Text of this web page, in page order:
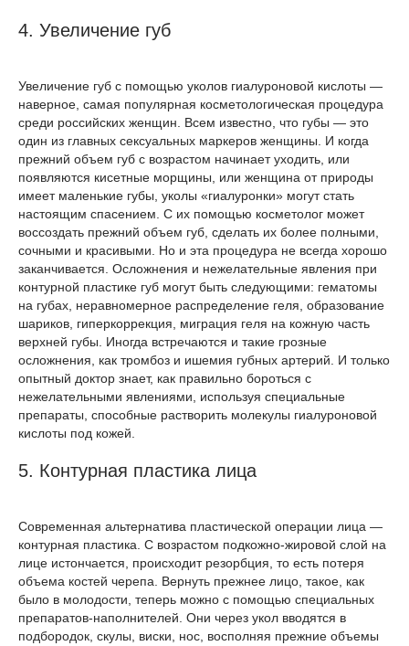
4. Увеличение губ
Увеличение губ с помощью уколов гиалуроновой кислоты —
наверное, самая популярная косметологическая процедура
среди российских женщин. Всем известно, что губы — это
один из главных сексуальных маркеров женщины. И когда
прежний объем губ с возрастом начинает уходить, или
появляются кисетные морщины, или женщина от природы
имеет маленькие губы, уколы «гиалуронки» могут стать
настоящим спасением. С их помощью косметолог может
воссоздать прежний объем губ, сделать их более полными,
сочными и красивыми. Но и эта процедура не всегда хорошо
заканчивается. Осложнения и нежелательные явления при
контурной пластике губ могут быть следующими: гематомы
на губах, неравномерное распределение геля, образование
шариков, гиперкоррекция, миграция геля на кожную часть
верхней губы. Иногда встречаются и такие грозные
осложнения, как тромбоз и ишемия губных артерий. И только
опытный доктор знает, как правильно бороться с
нежелательными явлениями, используя специальные
препараты, способные растворить молекулы гиалуроновой
кислоты под кожей.
5. Контурная пластика лица
Современная альтернатива пластической операции лица —
контурная пластика. С возрастом подкожно-жировой слой на
лице истончается, происходит резорбция, то есть потеря
объема костей черепа. Вернуть прежнее лицо, такое, как
было в молодости, теперь можно с помощью специальных
препаратов-наполнителей. Они через укол вводятся в
подбородок, скулы, виски, нос, восполняя прежние объемы